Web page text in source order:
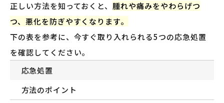
正しい方法を知っておくと、 腫れや痛みをやわらげつ
つ、悪化を防ぎやすくなります。
下の表を参考に、今すぐ取り入れられる5つの応急処置
を確認してください。
応急処置
方法のポイント